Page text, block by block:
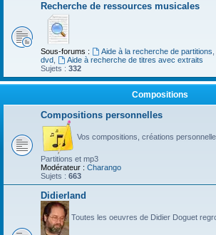
Recherche de ressources musicales
Sous-forums : Aide à la recherche de partitions
dvd
Aide à recherche de titres avec extraits
Sujets : 332
Compositions
Compositions personnelles
Vos compositions, créations
Partitions et mp3
Modérateur : Charango
Sujets : 663
Didierland
Toutes les oeuvres de Didier Doguet